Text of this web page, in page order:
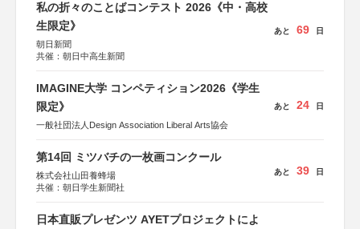
私の折々のことばコンテスト 2026《中・高校
生限定》
朝日新聞
共催：朝日中高生新聞
あと 69 日
IMAGINE大学 コンペティション2026《学生
限定》
一般社団法人Design Association Liberal Arts協会
あと 24 日
第14回 ミツバチの一枚画コンクール
株式会社山田養蜂場
共催：朝日学生新聞社
あと 39 日
日本直販プレゼンツ AYETプロジェクトによ